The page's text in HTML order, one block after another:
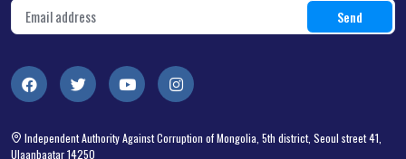
Independent Authority Against Corruption of Mongolia, 5th district, Seoul street 41,
Ulaanbaatar 14250